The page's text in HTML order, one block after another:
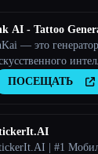
AI - Tattoo
— это
ПОСЕЩАТЬ
| #1